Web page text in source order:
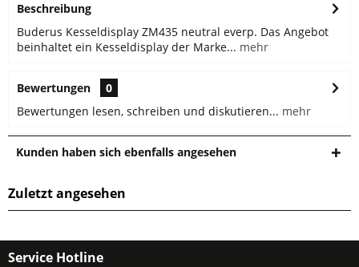
Beschreibung
Buderus Kesseldisplay ZM435 neutral everp. Das Angebot
beinhaltet ein Kesseldisplay der Marke... mehr
Bewertungen
0
Bewertungen lesen, schreiben und diskutieren... mehr
Kunden haben sich ebenfalls angesehen
Zuletzt angesehen
Service Hotline